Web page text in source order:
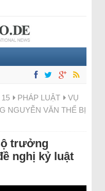
15 PHÁP LUẬT
VỤ
NGUYỄN VĂN THỂ BỊ
trưởng
nghị kỷ luật